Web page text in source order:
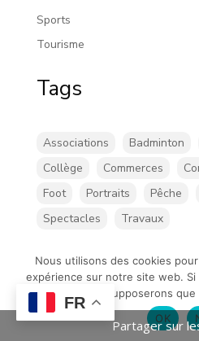
Sports
Tourisme
Tags
Associations Badminton
Collège
Commerces
Foot
Portraits Pêche
Spectacles
Travaux
©Chatillon-sur-loire |
site internet :
FR
Nous utilisons des cookies
expérience sur notre site web.
site, nous supposerons
OK